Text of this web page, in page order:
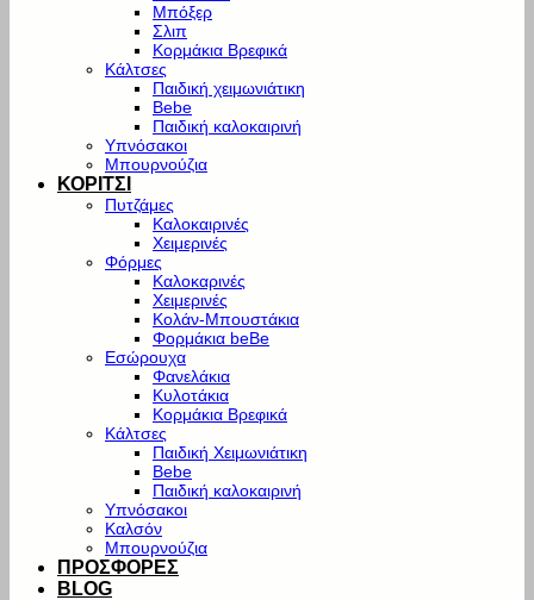
Μπόξερ
Σλιπ
Κορμάκια Βρεφικά
Κάλτσες
Παιδική χειμωνιάτικη
Bebe
Παιδική καλοκαιρινή
Υπνόσακοι
Μπουρνούζια
ΚΟΡΙΤΣΙ
Πυτζάμες
Καλοκαιρινές
Χειμερινές
Φόρμες
Καλοκαρινές
Χειμερινές
Κολάν-Μπουστάκια
Φορμάκια beBe
Εσώρουχα
Φανελάκια
Κυλοτάκια
Κορμάκια Βρεφικά
Κάλτσες
Παιδική Χειμωνιάτικη
Bebe
Παιδική καλοκαιρινή
Υπνόσακοι
Καλσόν
Μπουρνούζια
ΠΡΟΣΦΟΡΕΣ
BLOG